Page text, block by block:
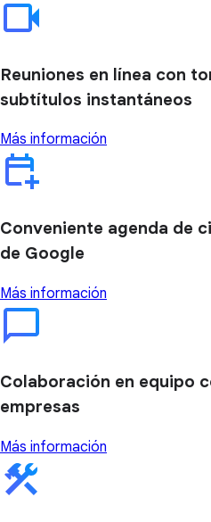
Reuniones en línea con
subtítulos instantáneos
Más información
Conveniente agenda de
de Google
Más información
Colaboración en equipo
empresas
Más información